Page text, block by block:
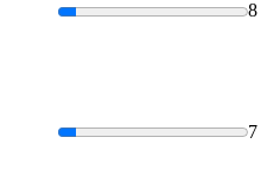
8
7